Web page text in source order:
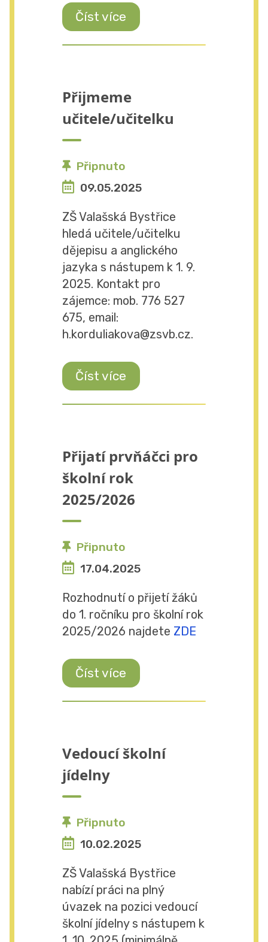
Číst více
Přijmeme
učitele/učitelku
Připnuto
09.05.2025
ZŠ Valašská Bystřice
hledá učitele/učitelku
dějepisu a anglického
jazyka s nástupem k 1. 9.
2025. Kontakt pro
zájemce: mob. 776 527
675, email:
h.korduliakova@zsvb.cz.
Číst více
Přijatí prvňáčci pro
školní rok
2025/2026
Připnuto
17.04.2025
Rozhodnutí o přijetí žáků
do 1. ročníku pro školní rok
2025/2026 najdete ZDE
Číst více
Vedoucí školní
jídelny
Připnuto
10.02.2025
ZŠ Valašská Bystřice
nabízí práci na plný
úvazek na pozici vedoucí
školní jídelny s nástupem k